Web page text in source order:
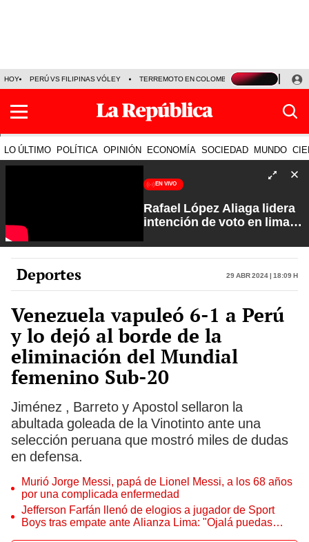
HOY PERÚ VS FILIPINAS VÓLEY TERREMOTO EN COLOMBIA EN VIVO
LO ÚLTIMO POLÍTICA OPINIÓN ECONOMÍA SOCIEDAD MUNDO
EN VIVO
Rafael López Aliaga lidera
intención de voto en lima
con Manuela Camacho
Deportes 29 Abr 2024 | 18:09 h
Venezuela vapuleó 6-1 a Perú
y lo dejó al borde de la
eliminación del Mundial
femenino Sub-20
Jiménez , Barreto y Apostol sellaron la
abultada goleada de la Vinotinto ante una
selección peruana que mostró miles de dudas
en defensa.
Murió Jorge Messi, papá de Lionel Messi, a los 68 años
por una complicada enfermedad
Jefferson Farfán llenó de elogios a jugador de Sport
Boys tras empate ante Alianza Lima: "Ojalá puedas